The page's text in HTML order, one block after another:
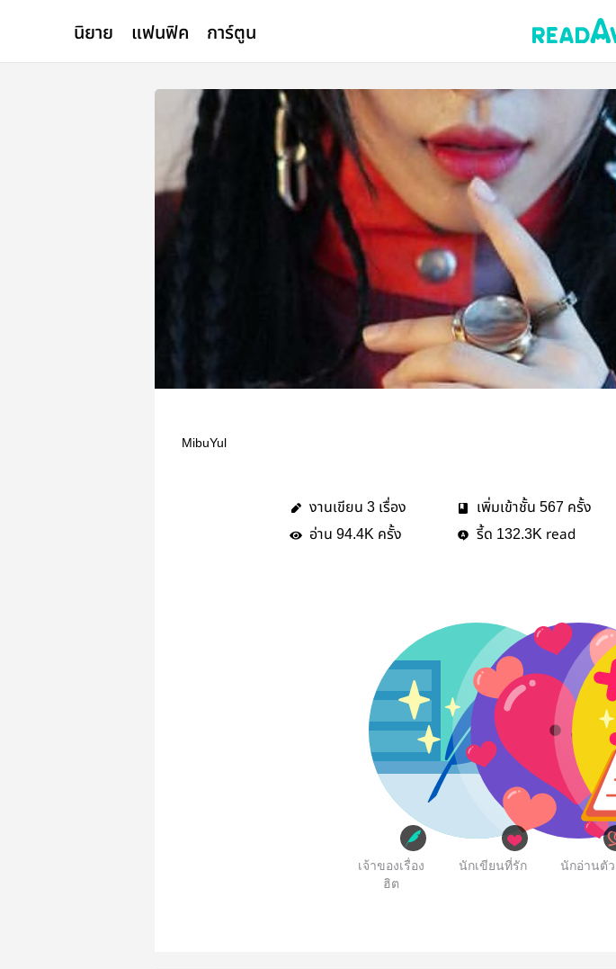
นิยาย แฟนฟิค การ์ตูน
MibuYul
งานเขียน 3 เรื่อง เพิ่มเข้าชั้น 567 ครั้ง
อ่าน 94.4K ครั้ง รี้ด 132.3K read
เจ้าของเรื่อง
ฮิต
นักเขียนที่รัก นักอ่านตัว